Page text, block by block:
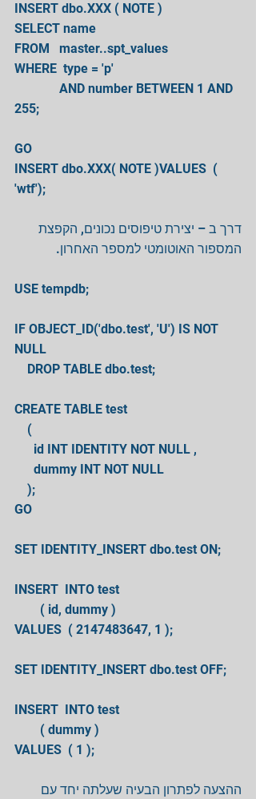
INSERT dbo.XXX ( NOTE )
SELECT name
FROM   master..spt_values
WHERE  type = 'p'
255;
GO
INSERT dbo.XXX( NOTE )VALUES  (
'wtf');
דרך ב – יצירת טיפוסים נכונים, הקפצת
המספור האוטומטי למספר האחרון.
USE tempdb;
IF OBJECT_ID('dbo.test', 'U') IS NOT
NULL
    DROP TABLE dbo.test;
CREATE TABLE test
    (
      id INT IDENTITY NOT NULL ,
      dummy INT NOT NULL
    );
GO
SET IDENTITY_INSERT dbo.test ON;
INSERT  INTO test
        ( id, dummy )
VALUES  ( 2147483647, 1 );
SET IDENTITY_INSERT dbo.test OFF;
INSERT  INTO test
        ( dummy )
VALUES  ( 1 );
ההצעה לפתרון הבעיה שעלתה יחד עם